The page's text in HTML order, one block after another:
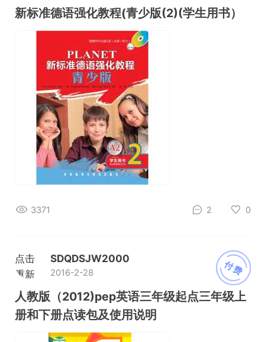
加载
新标准德语强化教程(青少版(2)(学生用书）
3371 2 0
付费
点击
重新
加载
SDQDSJW2000
2016-2-28
人教版（2012)pep英语三年级起点三年级上
册和下册点读包及使用说明